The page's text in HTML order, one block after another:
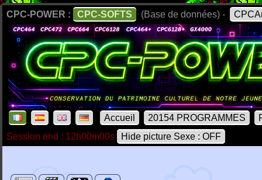
CPC-POWER : CPC-SOFTS (Base de données) -
Accueil 20154 PROGRAMMES
Session end : 12h00m00s
Hide picture Sexe : OFF